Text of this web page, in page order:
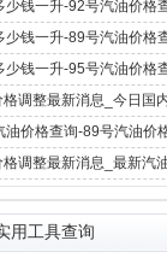
少钱一升-92号汽油价格
少钱一升-89号汽油价格
少钱一升-95号汽油价格
调整最新消息_今日国
4日)
油价格查询-89号汽油价
) 调整最新消息_最新汽
用工具查询